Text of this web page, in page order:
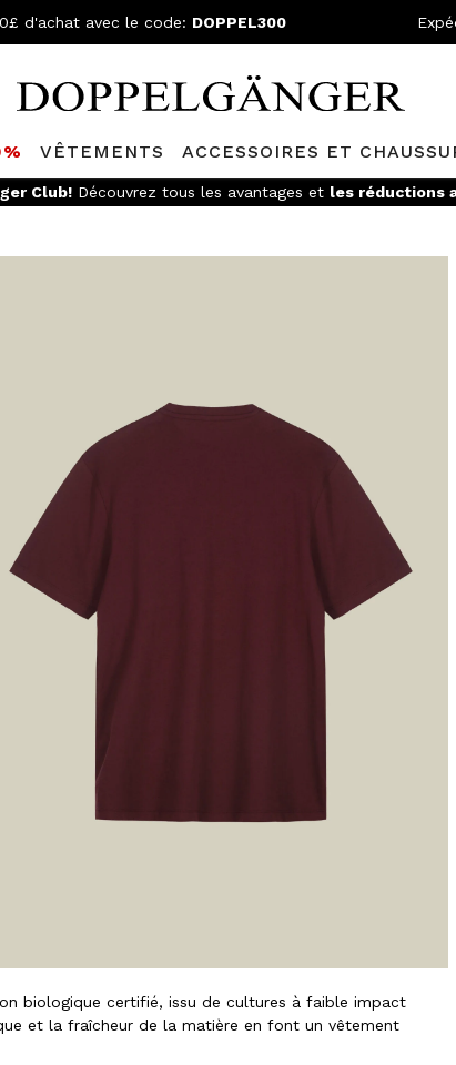
d'achat avec le code: DOPPEL300
VÊTEMENTS ACCESSOIRES ET
Club!Découvrez tous les avantages et les réductions
biologique certifié, issu de cultures à faible impact
et la fraîcheur de la matière en font un vêtement